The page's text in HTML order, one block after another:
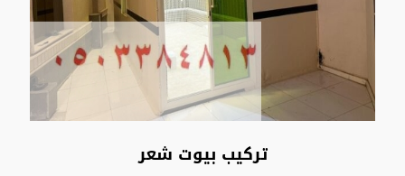
تركيب بيوت شعر